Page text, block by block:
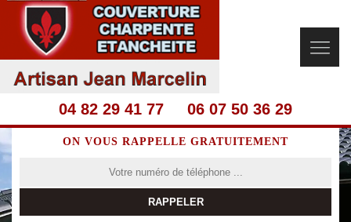
04 82 29 41 77 06 07 50 36 29
ON VOUS RAPPELLE GRATUITEMENT